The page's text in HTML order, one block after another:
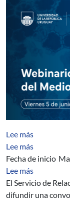
Lee más
Lee más
Fecha de inicio
Lee más
El Servicio de
difundir una